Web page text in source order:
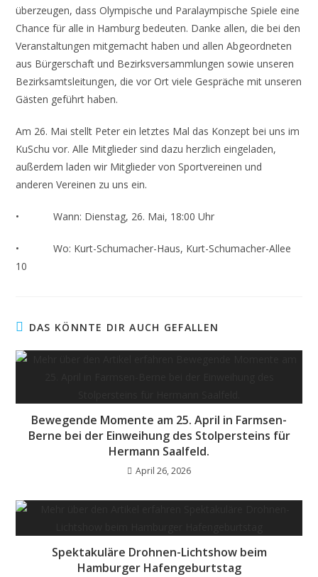
überzeugen, dass Olympische und Paralaympische Spiele eine
Chance für alle in Hamburg bedeuten. Danke allen, die bei den
Veranstaltungen mitgemacht haben und allen Abgeordneten
aus Bürgerschaft und Bezirksversammlungen sowie unseren
Bezirksamtsleitungen, die vor Ort viele Gespräche mit unseren
Gästen geführt haben.
Am 26. Mai stellt Peter ein letztes Mal das Konzept bei uns im
KuSchu vor. Alle Mitglieder sind dazu herzlich eingeladen,
außerdem laden wir Mitglieder von Sportvereinen und
anderen Vereinen zu uns ein.
• Wann: Dienstag, 26. Mai, 18:00 Uhr
• Wo: Kurt-Schumacher-Haus, Kurt-Schumacher-Allee
10
DAS KÖNNTE DIR AUCH GEFALLEN
Bewegende Momente am 25. April in Farmsen-
Berne bei der Einweihung des Stolpersteins für
Hermann Saalfeld.
April 26, 2026
Spektakuläre Drohnen-Lichtshow beim
Hamburger Hafengeburtstag